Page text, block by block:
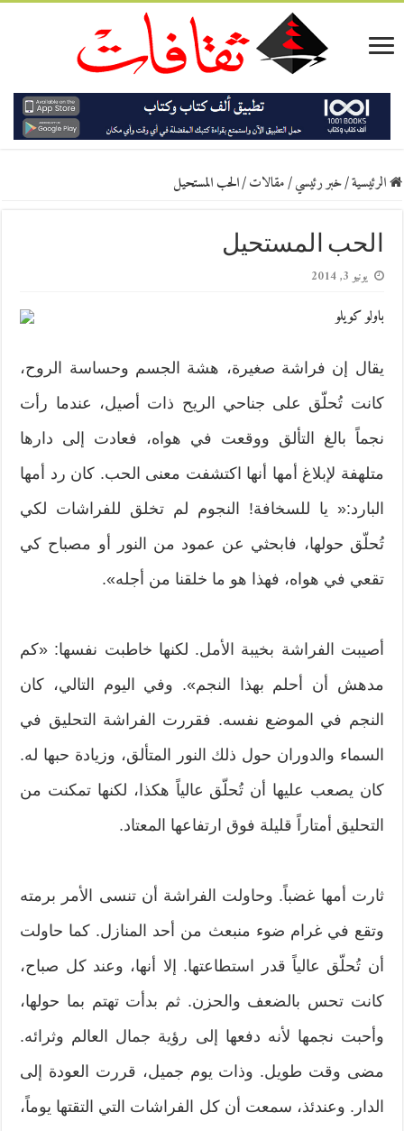
الرئيسية/خبر رئيسي/مقالات/الحب المستحيل
الحب المستحيل
يونيو 3, 2014
باولو كويلو
يقال إن فراشة صغيرة، هشة الجسم وحساسة الروح،
كانت تُحلّق على جناحي الريح ذات أصيل، عندما رأت
نجماً بالغ التألق ووقعت في هواه، فعادت إلى دارها
متلهفة لإبلاغ أمها أنها اكتشفت معنى الحب. كان رد أمها
البارد:« يا للسخافة! النجوم لم تخلق للفراشات لكي
تُحلّق حولها، فابحثي عن عمود من النور أو مصباح كي
تقعي في هواه، فهذا هو ما خلقنا من أجله».
أصيبت الفراشة بخيبة الأمل. لكنها خاطبت نفسها: «كم
مدهش أن أحلم بهذا النجم». وفي اليوم التالي، كان
النجم في الموضع نفسه. فقررت الفراشة التحليق في
السماء والدوران حول ذلك النور المتألق، وزيادة حبها له.
كان يصعب عليها أن تُحلّق عالياً هكذا، لكنها تمكنت من
التحليق أمتاراً قليلة فوق ارتفاعها المعتاد.
ثارت أمها غضباً. وحاولت الفراشة أن تنسى الأمر برمته
وتقع في غرام ضوء منبعث من أحد المنازل. كما حاولت
أن تُحلّق عالياً قدر استطاعتها. إلا أنها، وعند كل صباح،
كانت تحس بالضعف والحزن. ثم بدأت تهتم بما حولها،
وأحبت نجمها لأنه دفعها إلى رؤية جمال العالم وثرائه.
مضى وقت طويل. وذات يوم جميل، قررت العودة إلى
الدار. وعندئذ، سمعت أن كل الفراشات التي التقتها يوماً،